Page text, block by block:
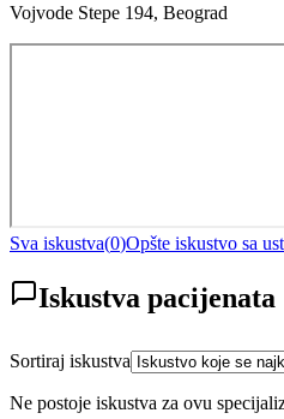
Vojvode Stepe 194, Beograd
Sva iskustva(0)Opšte iskustvo sa
Iskustva pacijenata
Sortiraj iskustva
Ne postoje iskustva za ovu